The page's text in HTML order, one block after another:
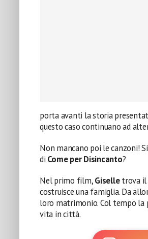
porta avanti la storia
questo caso continuano ad
Non mancano poi le canzoni!
di Come per Disincanto?
Nel primo film,Giselletrova il
costruisce una famiglia. Da
loro matrimonio. Col tempo la
vita in città.